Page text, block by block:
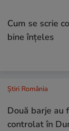
Cum se scrie
bine înțeles
Știri România
Două barje au
controlat în